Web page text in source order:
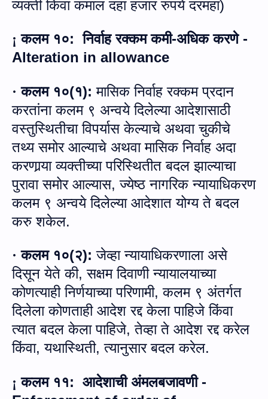
व्यक्ती किंवा कमाल दहा हजार रुपये दरमहा)
¡ कलम १०: निर्वाह रक्‍कम कमी-अधिक करणे -
Alteration in allowance
· कलम १०(१): मासिक निर्वाह रक्‍कम प्रदान
करतांना कलम ९ अन्वये दिलेल्या आदेशासाठी
वस्तुस्थितीचा विपर्यास केल्याचे अथवा चुकीचे
तथ्य समोर आल्याचे अथवा मासिक निर्वाह अदा
करणार्‍या व्यक्तीच्या परिस्थितीत बदल झाल्याचा
पुरावा समोर आल्यास,ज्‍येष्‍ठ नागरिक न्यायाधिकरण
कलम ९ अन्वये दिलेल्या आदेशात योग्य ते बदल
करु शकेल.
· कलम १०(२): जेव्हा न्यायाधिकरणाला असे
दिसून येते की,सक्षम दिवाणी न्यायालयाच्या
कोणत्याही निर्णयाच्या परिणामी,कलम ९ अंतर्गत
दिलेला कोणताही आदेश रद्द केला पाहिजे किंवा
त्यात बदल केला पाहिजे,तेव्हा ते आदेश रद्द करेल
किंवा,यथास्थिती,त्यानुसार बदल करेल.
¡ कलम ११: आदेशाची अंमलबजावणी -